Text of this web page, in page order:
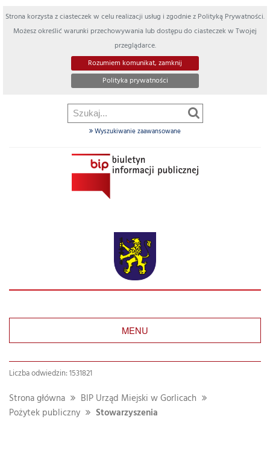
Strona korzysta z ciasteczek w celu realizacji usług i zgodnie z Polityką Prywatności.
Możesz określić warunki przechowywania lub dostępu do ciasteczek w Twojej
przeglądarce.
Rozumiem komunikat, zamknij
Polityka prywatności
Wyszukiwanie zaawansowane
MENU
Liczba odwiedzin: 1531821
Strona główna
BIP Urząd Miejski w Gorlicach
Pożytek publiczny
Stowarzyszenia